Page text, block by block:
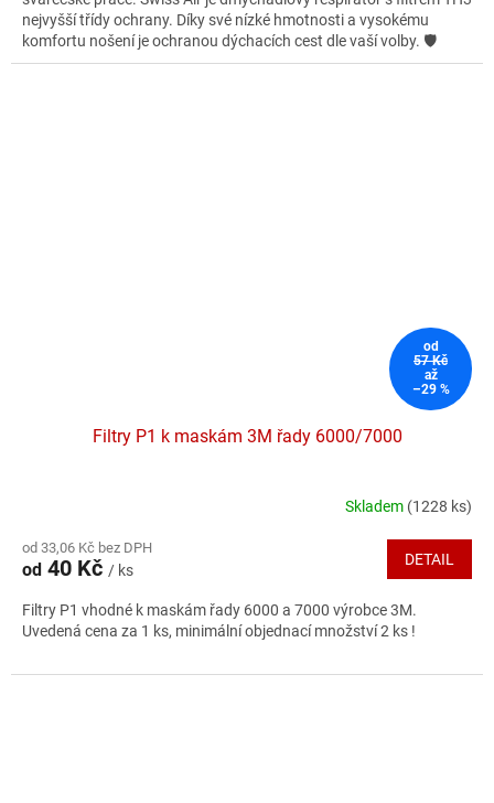
hvězdiček.
nejvyšší třídy ochrany. Díky své nízké hmotnosti a vysokému
komfortu nošení je ochranou dýchacích cest dle vaší volby. 🛡️
od
57 Kč
až
–29 %
Filtry P1 k maskám 3M řady 6000/7000
produktu
je
z
5
Skladem (1228 ks)
od 33,06 Kč bez DPH
od 40 Kč / ks
DETAIL
Filtry P1 vhodné k maskám řady 6000 a 7000 výrobce 3M.
Uvedená cena za 1 ks, minimální objednací množství 2 ks !